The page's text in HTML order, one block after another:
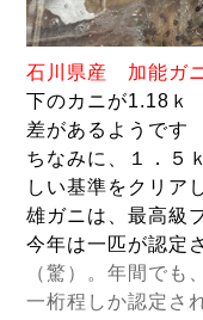
石川県産 加能ガ
下のカニが1.18
差があるようです
ちなみに、１．５
しい基準をクリア
雄ガニは、最高級
今年は一匹が認定
（驚）。年間でも、
一桁程しか認定さ